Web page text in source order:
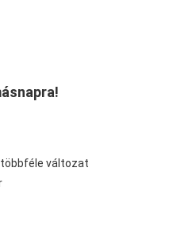
többféle változat